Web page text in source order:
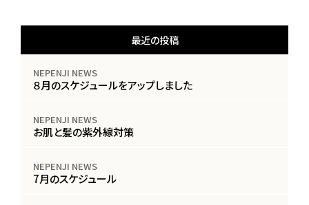
最近の投稿
NEPENJI NEWS
８月のスケジュールをアップしました
NEPENJI NEWS
お肌と髪の紫外線対策
NEPENJI NEWS
7月のスケジュール